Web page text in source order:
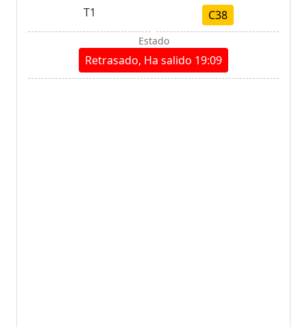
T1 C38
Estado
Retrasado, Ha salido 19:09